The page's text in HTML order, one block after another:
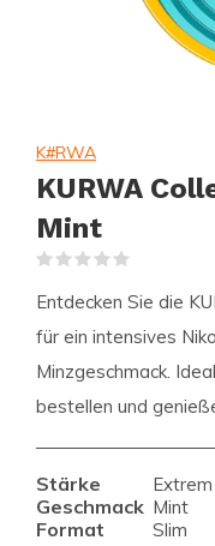
K#RWA
KURWA
Mint
Entdecken Sie die
für ein intensives
Minzgeschmack.
bestellen und
Stärke
Geschmack Mint
Format Slim